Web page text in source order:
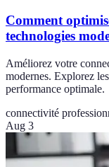
Comment
technologies
Améliorez votre
modernes. Explorez
performance optimale.
connectivité
Aug 3